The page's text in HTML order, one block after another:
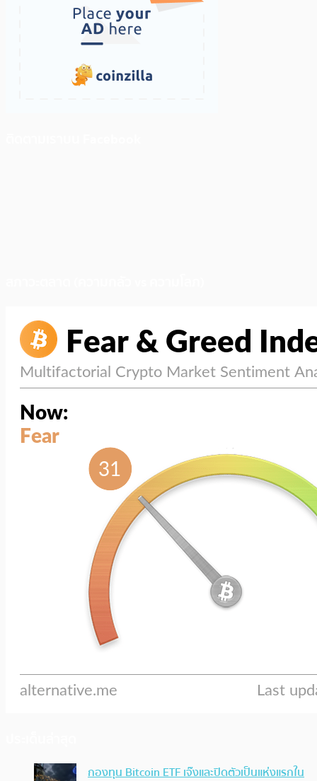
กองทุน Bitcoin ETF เจ๊งและปิดตัวเป็นแห่งแรกใน